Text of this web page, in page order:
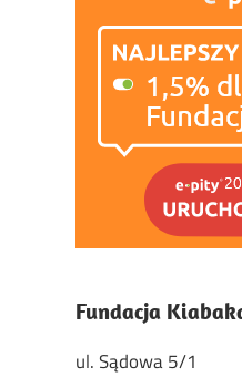
Fundacja
ul. Sądowa 5/1